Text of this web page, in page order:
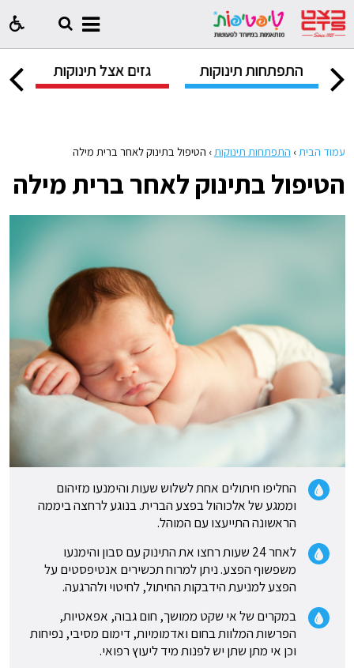
התפתחות תינוקות גזים אצל תינוקות
עמוד הבית› התפתחות תינוקות› הטיפול בתינוק לאחר ברית מילה
הטיפול בתינוק לאחר ברית מילה
החליפו חיתולים אחת לשלוש שעות והימנעו מזיהום
וממגע של אלכוהול בפצע הברית. בנוגע לרחצה ביממה
הראשונה התייעצו עם המוהל.
לאחר 24 שעות רחצו את התינוק עם סבון והימנעו
משפשוף הפצע. ניתן למרוח תכשירים אנטיפסטים על
הפצע למניעת הידבקות החיתול, לחיטוי ולהרגעה.
במקרים של אי שקט ממושך, חום גבוה, אפאטיות,
הפרשות המלוות בחום ואדמומיות, דימום מסיבי, נפיחות
וכן אי מתן שתן יש לפנות מיד ליעוץ רפואי.